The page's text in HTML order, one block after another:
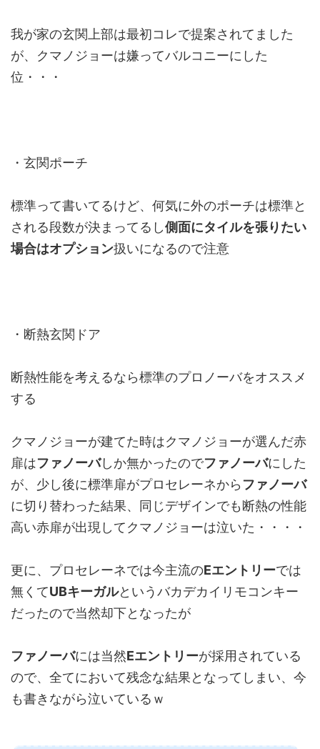
我が家の玄関上部は最初コレで提案されてました
が、クマノジョーは嫌ってバルコニーにした
位・・・
・玄関ポーチ
標準って書いてるけど、何気に外のポーチは標準と
される段数が決まってるし側面にタイルを張りたい
場合はオプション扱いになるので注意
・断熱玄関ドア
断熱性能を考えるなら標準のプロノーバをオススメ
する
クマノジョーが建てた時はクマノジョーが選んだ赤
扉はファノーバしか無かったのでファノーバにした
が、少し後に標準扉がプロセレーネから ファノーバ
に切り替わった結果、同じデザインでも断熱の性能
高い赤扉が出現してクマノジョーは泣いた・・・・
更に、プロセレーネでは今主流のEエントリーでは
無くてUBキーガルというバカデカイリモコンキー
だったので当然却下となったが
ファノーバには当然Eエントリーが採用されている
ので、全てにおいて残念な結果となってしまい、今
も書きながら泣いているｗ